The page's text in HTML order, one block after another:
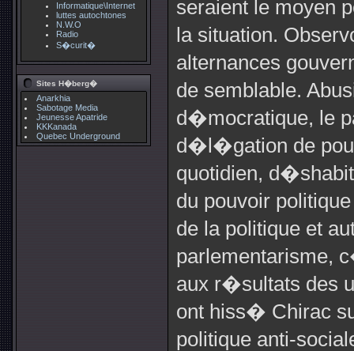
Informatique\Internet
luttes autochtones
N.W.O
Radio
S�curit�
Sites H�berg�
Anarkhia
Sabotage Media
Jeunesse Apatride
KKKanada
Quebec Underground
seraient le moyen
la situation.
alternances
de semblable.
d�mocratique, le
d�l�gation de
quotidien,
du pouvoir
de la politique et
parlementarisme,
aux r�sultats des
ont hiss� Chirac
politique anti-